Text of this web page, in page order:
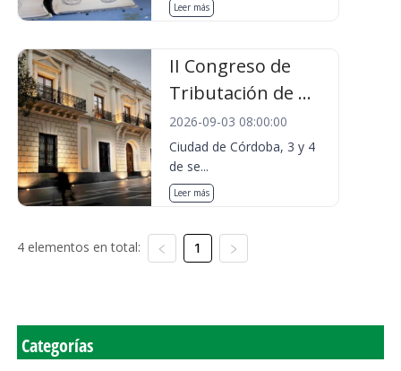
Leer más
II Congreso de
Tributación de ...
2026-09-03 08:00:00
Ciudad de Córdoba, 3 y 4
de se...
Leer más
4 elementos en total: 1
Categorías